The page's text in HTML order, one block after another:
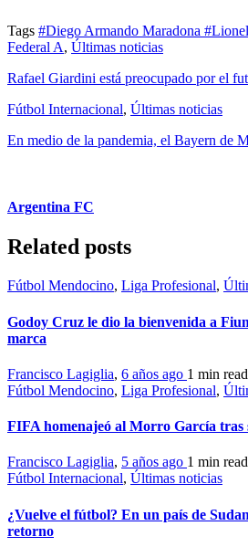
Tags #Diego Armando Maradona
Federal A, Últimas noticias
Rafael Giardini está preocupado por el
Fútbol Internacional, Últimas noticias
En medio de la pandemia, el Bayern de
Argentina FC
Related posts
Fútbol Mendocino, Liga Profesional,
Godoy Cruz le dio la bienvenida a
marca
Francisco Lagiglia, 6 años ago 1 min read
Fútbol Mendocino, Liga Profesional,
FIFA homenajeó al Morro García tras
Francisco Lagiglia, 5 años ago 1 min read
Fútbol Internacional, Últimas noticias
¿Vuelve el fútbol? En un país de
retorno